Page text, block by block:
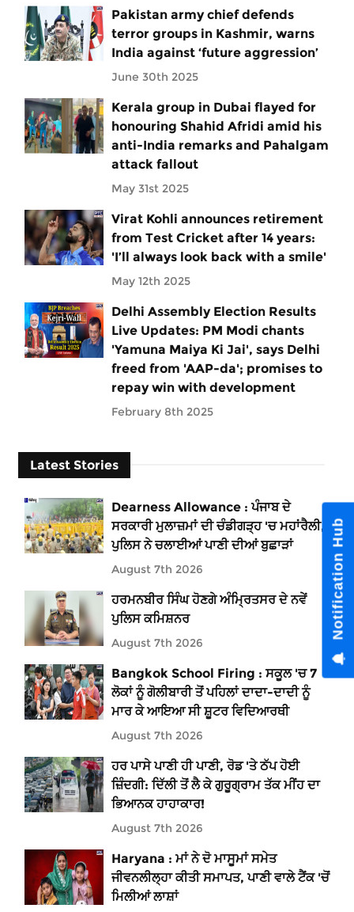
Pakistan army chief defends
terror groups in Kashmir, warns
India against ‘future aggression’
June 30th 2025
Kerala group in Dubai flayed for
honouring Shahid Afridi amid his
anti-India remarks and Pahalgam
attack fallout
May 31st 2025
Virat Kohli announces retirement
from Test Cricket after 14 years:
'I’ll always look back with a smile'
May 12th 2025
Delhi Assembly Election Results
Live Updates: PM Modi chants
'Yamuna Maiya Ki Jai', says Delhi
freed from 'AAP-da'; promises to
repay win with development
February 8th 2025
Latest Stories
Dearness Allowance : ਪੰਜਾਬ ਦੇ
ਸਰਕਾਰੀ ਮੁਲਾਜ਼ਮਾਂ ਦੀ ਚੰਡੀਗੜ੍ਹ 'ਚ ਮਹਾਂਰੈਲੀ,
ਪੁਲਿਸ ਨੇ ਚਲਾਈਆਂ ਪਾਣੀ ਦੀਆਂ ਬੁਛਾੜਾਂ
August 7th 2026
ਹਰਮਨਬੀਰ ਸਿੰਘ ਹੋਣਗੇ ਅੰਮ੍ਰਿਤਸਰ ਦੇ ਨਵੇਂ
ਪੁਲਿਸ ਕਮਿਸ਼ਨਰ
August 7th 2026
Bangkok School Firing : ਸਕੂਲ 'ਚ 7
ਲੋਕਾਂ ਨੂੰ ਗੋਲੀਬਾਰੀ ਤੋਂ ਪਹਿਲਾਂ ਦਾਦਾ-ਦਾਦੀ ਨੂੰ
ਮਾਰ ਕੇ ਆਇਆ ਸੀ ਸ਼ੂਟਰ ਵਿਦਿਆਰਥੀ
August 7th 2026
ਹਰ ਪਾਸੇ ਪਾਣੀ ਹੀ ਪਾਣੀ, ਰੋਡ 'ਤੇ ਠੱਪ ਹੋਈ
ਜ਼ਿੰਦਗੀ: ਦਿੱਲੀ ਤੋਂ ਲੈ ਕੇ ਗੁਰੂਗ੍ਰਾਮ ਤੱਕ ਮੀਂਹ ਦਾ
ਭਿਆਨਕ ਹਾਹਾਕਾਰ!
August 7th 2026
Haryana : ਮਾਂ ਨੇ ਦੋ ਮਾਸੂਮਾਂ ਸਮੇਤ
ਜੀਵਨਲੀਲ੍ਹਾ ਕੀਤੀ ਸਮਾਪਤ, ਪਾਣੀ ਵਾਲੇ ਟੈਂਕ 'ਚੋਂ
ਮਿਲੀਆਂ ਲਾਸ਼ਾਂ